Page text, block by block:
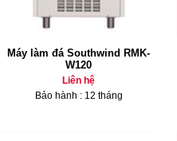
Máy làm đá Southwind RMK-
W120
Liên hệ
Bảo hành : 12 tháng